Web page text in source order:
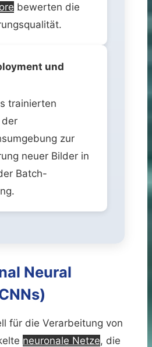
bewerten die
und
trainierten
der
zur
neuer Bilder in
Batch-
Neural
für die Verarbeitung von
neuronale Netze, die